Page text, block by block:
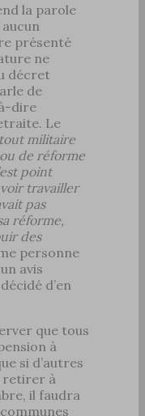
la parole
présenté
ne
décret
de
dire
Le
tout militaire
de réforme
point
travailler
pas
réforme,
des
personne
avis
d’en
que tous
à
si d’autres
retirer à
il faudra